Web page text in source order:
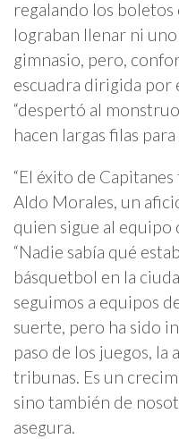
regalando los boletos
lograban llenar ni
gimnasio, pero,
escuadra dirigida por
“despertó al
hacen largas filas
“El éxito de Capitanes
Aldo Morales, un
quien sigue al
“Nadie sabía qué
básquetbol en la
seguimos a equipos
suerte, pero ha sido
paso de los juegos, la
tribunas. Es un
sino también de
asegura.